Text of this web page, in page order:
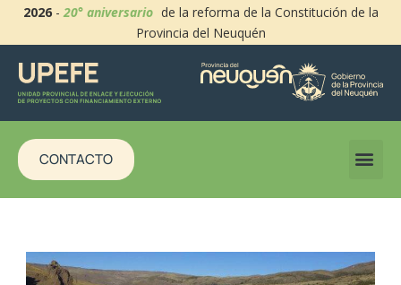
2026-20° aniversario de la reforma de la Constitución de la
Provincia del Neuquén
CONTACTO